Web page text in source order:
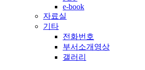
e-book
자료실
기타
전화번호
부서소개영상
갤러리